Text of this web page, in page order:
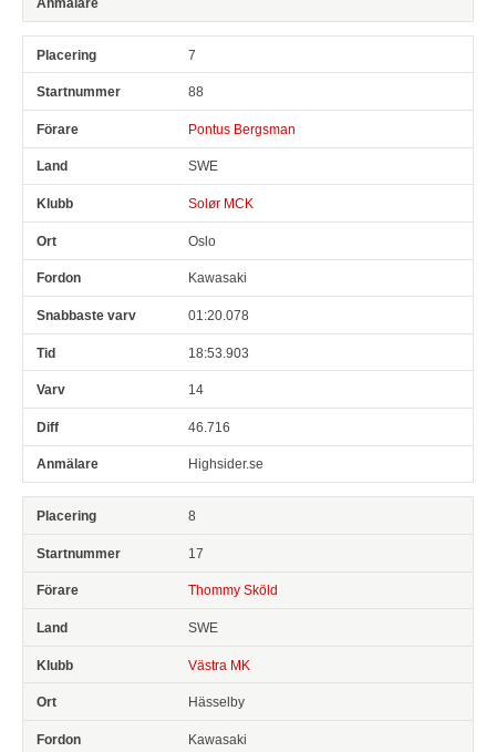
7
88
Pontus Bergsman
SWE
Solør MCK
Oslo
Kawasaki
01:20.078
18:53.903
14
46.716
Highsider.se
8
17
Thommy Sköld
SWE
Västra MK
Hässelby
Kawasaki